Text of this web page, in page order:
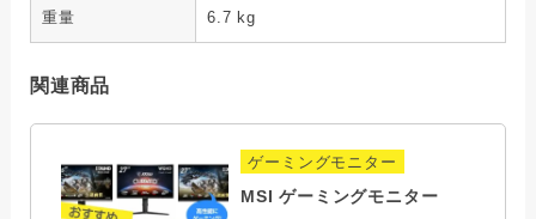
重量 6.7 kg
関連商品
ゲーミングモニター
MSI ゲーミングモニター